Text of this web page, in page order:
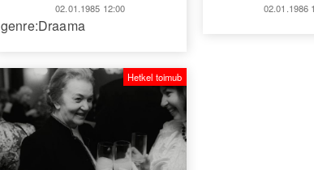
02.01.1985 12:00
genre:Draama
02.01.1986
Hetkel toimub